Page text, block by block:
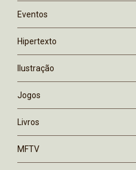
Eventos
Hipertexto
Ilustração
Jogos
Livros
MFTV